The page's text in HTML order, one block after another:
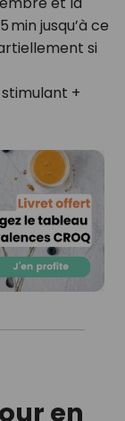
min jusqu’à ce
si
+
en